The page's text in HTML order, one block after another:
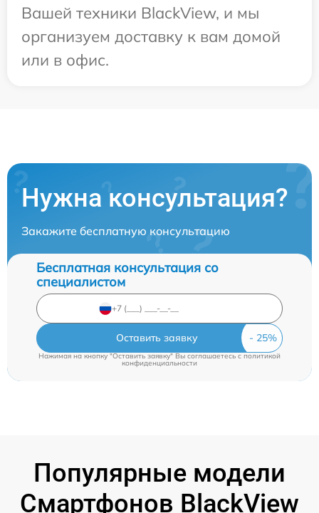
Вашей техники BlackView, и мы
организуем доставку к вам домой
или в офис.
Нужна консультация?
Закажите бесплатную консультацию
Бесплатная консультация со
специалистом
Оставить заявку
Нажимая на кнопку "Оставить заявку" Вы соглашаетесь cполитикой
конфиденциальности
Популярные модели
Смартфонов BlackView